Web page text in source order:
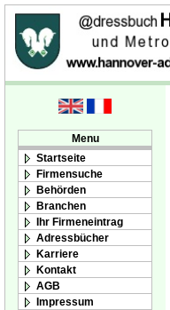
Menu
Startseite
Firmensuche
Behörden
Branchen
Ihr Firmeneintrag
Adressbücher
Karriere
Kontakt
AGB
Impressum